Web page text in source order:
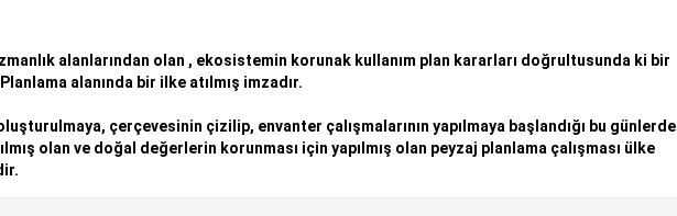
alanlarından olan , ekosistemin korunak kullanım plan kararları doğrultusunda ki bir
alanında bir ilke atılmış imzadır.
çerçevesinin çizilip, envanter çalışmalarının yapılmaya başlandığı bu günlerde
olan ve doğal değerlerin korunması için yapılmış olan peyzaj planlama çalışması ülke